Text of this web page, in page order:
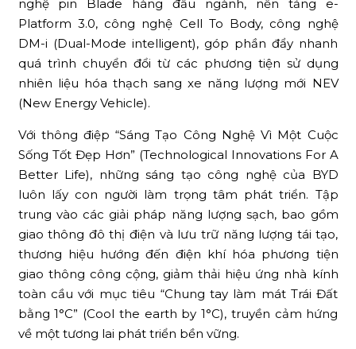
nghệ pin Blade hàng đầu ngành, nền tảng e-
Platform 3.0, công nghệ Cell To Body, công nghệ
DM-i (Dual-Mode intelligent), góp phần đẩy nhanh
quá trình chuyển đổi từ các phương tiện sử dụng
nhiên liệu hóa thạch sang xe năng lượng mới NEV
(New Energy Vehicle).
Với thông điệp “Sáng Tạo Công Nghệ Vì Một Cuộc
Sống Tốt Đẹp Hơn” (Technological Innovations For A
Better Life), những sáng tạo công nghệ của BYD
luôn lấy con người làm trọng tâm phát triển. Tập
trung vào các giải pháp năng lượng sạch, bao gồm
giao thông đô thị điện và lưu trữ năng lượng tái tạo,
thương hiệu hướng đến điện khí hóa phương tiện
giao thông công cộng, giảm thải hiệu ứng nhà kính
toàn cầu với mục tiêu “Chung tay làm mát Trái Đất
bằng 1°C” (Cool the earth by 1°C), truyền cảm hứng
về một tương lai phát triển bền vững.